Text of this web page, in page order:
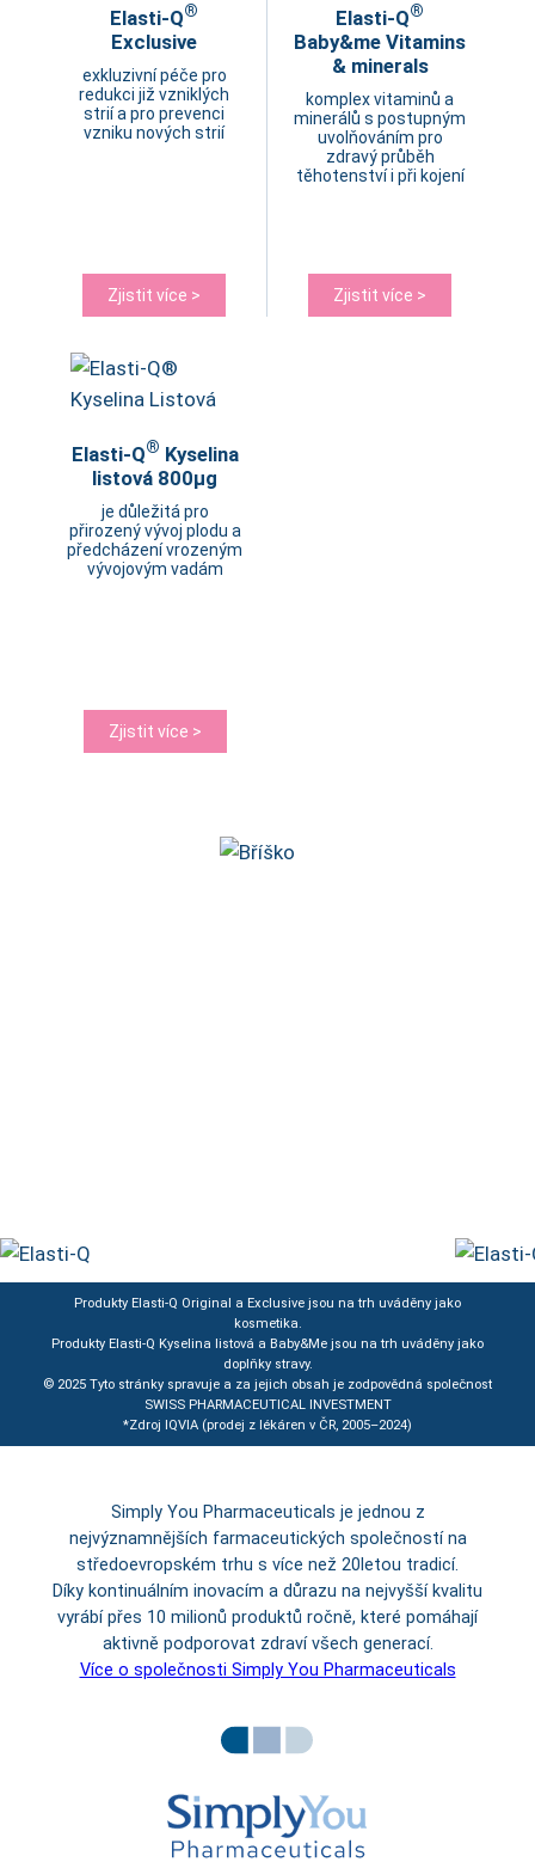
Elasti-Q®
Exclusive
exkluzivní péče pro
redukci již vzniklých
strií a pro prevenci
vzniku nových strií
Zjistit více >
Elasti-Q®
Baby&me Vitamins
& minerals
komplex vitaminů a
minerálů s postupným
uvolňováním pro
zdravý průběh
těhotenství i při kojení
Zjistit více >
Elasti-Q® Kyselina
listová 800µg
je důležitá pro
přirozený vývoj plodu a
předcházení vrozeným
vývojovým vadám
Zjistit více >
Produkty Elasti-Q Original a Exclusive jsou na trh uváděny jako
kosmetika.
Produkty Elasti-Q Kyselina listová a Baby&Me jsou na trh uváděny jako
doplňky stravy.
© 2025 Tyto stránky spravuje a za jejich obsah je zodpovědná společnost
SWISS PHARMACEUTICAL INVESTMENT
*Zdroj IQVIA (prodej z lékáren v ČR, 2005–2024)
Simply You Pharmaceuticals je jednou z
nejvýznamnějších farmaceutických společností na
středoevropském trhu s více než 20letou tradicí.
Díky kontinuálním inovacím a důrazu na nejvyšší kvalitu
vyrábí přes 10 milionů produktů ročně, které pomáhají
aktivně podporovat zdraví všech generací.
Více o společnosti Simply You Pharmaceuticals